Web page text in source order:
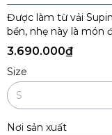
Được làm từ vải
bền, nhẹ này là món
3.690.000₫
Size
Nơi sản xuất